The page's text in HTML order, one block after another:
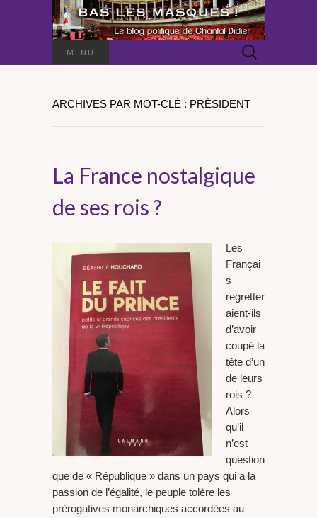
MENU Rechercher :
ARCHIVES PAR MOT-CLÉ : PRÉSIDENT
La France nostalgique
de ses rois ?
Les
Françai
s
regretter
aient-ils
d’avoir
coupé la
tête d’un
de leurs
rois ?
Alors
qu’il
n’est
question
que de « République » dans un pays qui a la
passion de l’égalité, le peuple tolère les
prérogatives monarchiques accordées au